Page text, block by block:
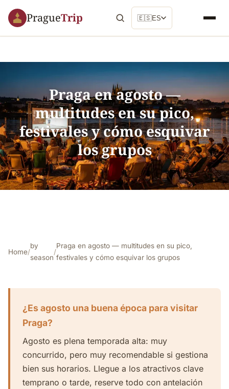
PragueTrip 🇪🇸ES
Praga en agosto —
multitudes en su pico,
festivales y cómo esquivar
los grupos
Home/
by
season
/
Praga en agosto — multitudes en su pico,
festivales y cómo esquivar los grupos
¿Es agosto una buena época para visitar
Praga?
Agosto es plena temporada alta: muy
concurrido, pero muy recomendable si gestiona
bien sus horarios. Llegue a los atractivos clave
temprano o tarde, reserve todo con antelación